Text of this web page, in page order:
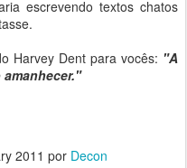
escrevendo textos chatos
Harvey Dent para vocês: "A
2011 por Decon